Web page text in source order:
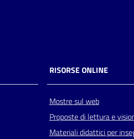
RISORSE ONLINE
Mostre sul web
Proposte di lettura e
Materiali didattici per